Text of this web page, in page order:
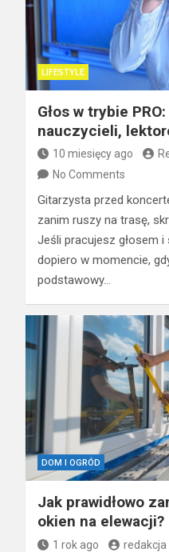
LIFESTYLE
Głos w trybie
nauczycieli,
10 miesięcy ago
No Comments
Gitarzysta przed
zanim ruszy na trasę,
Jeśli pracujesz głosem
dopiero w momencie,
podstawowy…
DOM I OGRÓD
Jak prawidłowo
okien na
1 rok ago redakcja